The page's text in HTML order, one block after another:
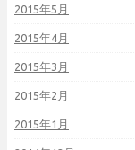
2015年5月
2015年4月
2015年3月
2015年2月
2015年1月